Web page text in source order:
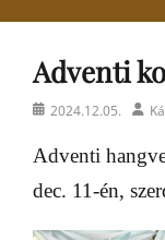
Adventi
Posted2024.12.05.
Adventi
dec. 11-én,